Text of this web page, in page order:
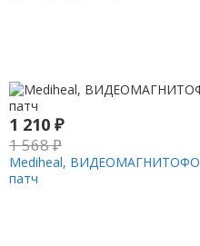
1 210 ₽
1 568₽
Mediheal,
патч